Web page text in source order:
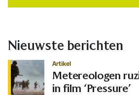
Nieuwste berichten
Artikel
Metereologen
in film ‘Pressure’